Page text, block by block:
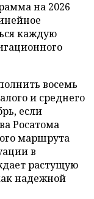
на 2026
каждую
восемь
и среднего
если
Росатома
маршрута
в
растущую
надежной